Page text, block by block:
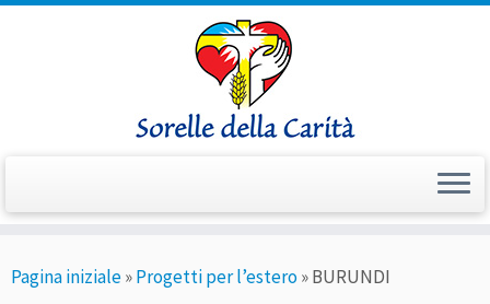
alPagina iniziale»Progetti per l’estero»BURUNDI